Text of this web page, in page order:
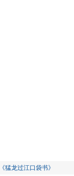
猛龙过江口袋书》